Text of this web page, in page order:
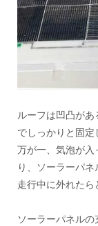
ルーフは凹凸が
でしっかりと固定
万が一、気泡が入
り、ソーラーパネ
走行中に外れたら
ソーラーパネルの